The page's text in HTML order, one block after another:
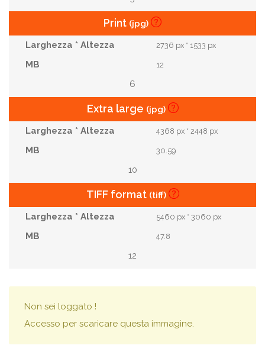
Print (jpg)
2736 px * 1533 px
12
6
Extra large (jpg)
4368 px * 2448 px
30.59
10
TIFF format (tiff)
5460 px * 3060 px
47.8
12
Non sei loggato !
Accesso per scaricare questa immagine.